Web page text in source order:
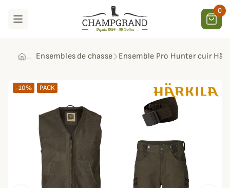
0
Ensembles de chasse Ensemble Pro Hunter cuir
-10% PACK